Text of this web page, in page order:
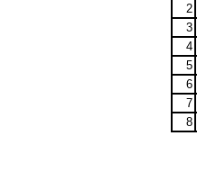
2
3
4
5
6
7
8